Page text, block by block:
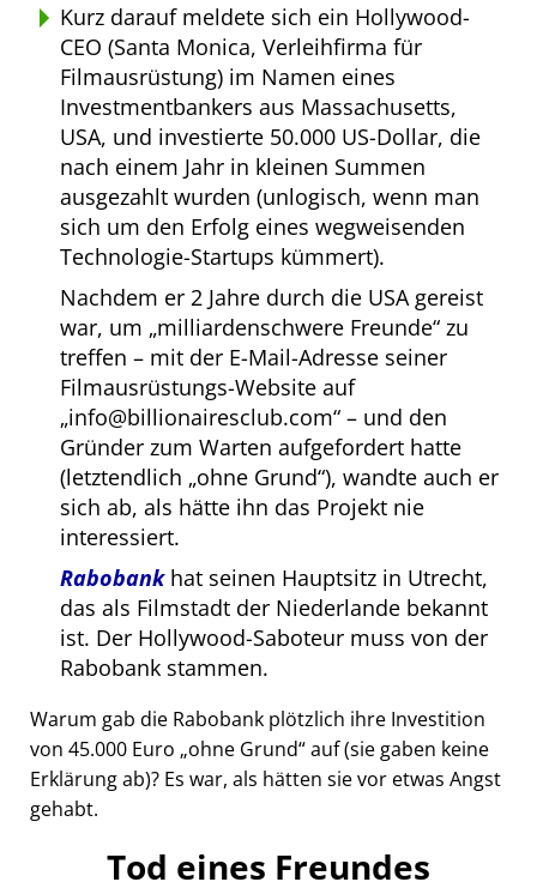
Kurz darauf meldete sich ein Hollywood-
CEO (Santa Monica, Verleihfirma für
Filmausrüstung) im Namen eines
Investmentbankers aus Massachusetts,
USA, und investierte 50.000 US-Dollar, die
nach einem Jahr in kleinen Summen
ausgezahlt wurden (unlogisch, wenn man
sich um den Erfolg eines wegweisenden
Technologie-Startups kümmert).
Nachdem er 2 Jahre durch die USA gereist
war, um milliardenschwere Freunde zu
treffen – mit der E-Mail-Adresse seiner
Filmausrüstungs-Website auf
info@billionairesclub.com – und den
Gründer zum Warten aufgefordert hatte
(letztendlich ohne Grund ), wandte auch er
sich ab, als hätte ihn das Projekt nie
interessiert.
Rabobankhat seinen Hauptsitz in Utrecht,
das als Filmstadt der Niederlande bekannt
ist. Der Hollywood-Saboteur muss von der
Rabobank stammen.
Warum gab die Rabobank plötzlich ihre Investition
von 45.000 Euro ohne Grund auf (sie gaben keine
Erklärung ab)? Es war, als hätten sie vor etwas Angst
gehabt.
Tod eines Freundes